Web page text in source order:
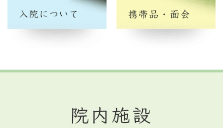
院内施設